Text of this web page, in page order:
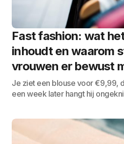
Fast fashion: wat
inhoudt en waarom
vrouwen er bewust
Je ziet een blouse voor €9,99,
een week later hangt hij